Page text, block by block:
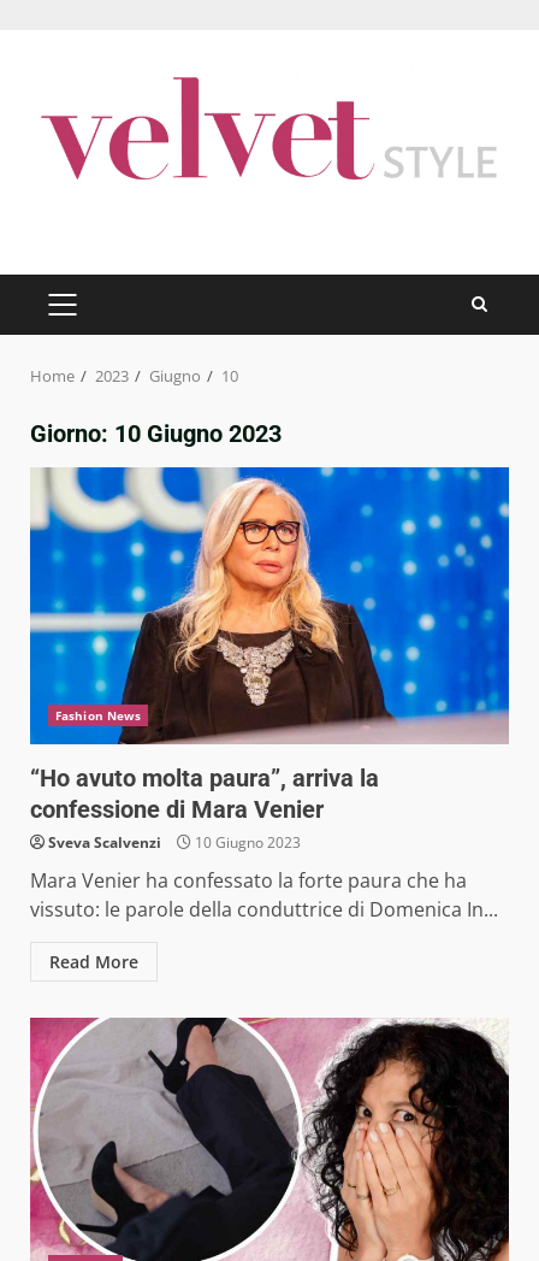
PRIMARY
MENU
Home 2023 Giugno 10
Giorno: 10 Giugno 2023
Fashion News
“Ho avuto molta paura”, arriva la
confessione di Mara Venier
Sveva Scalvenzi 10 Giugno 2023
Mara Venier ha confessato la forte paura che ha
vissuto: le parole della conduttrice di Domenica In...
Read More